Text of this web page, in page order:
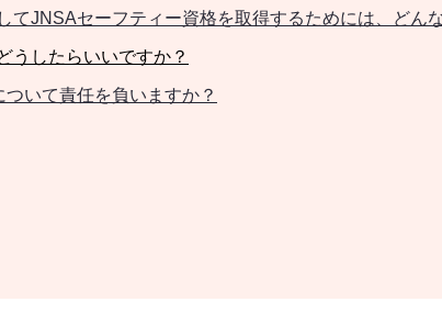
てJNSAセーフティー資格を取得するためには、どん
うしたらいいですか？
いて責任を負いますか？